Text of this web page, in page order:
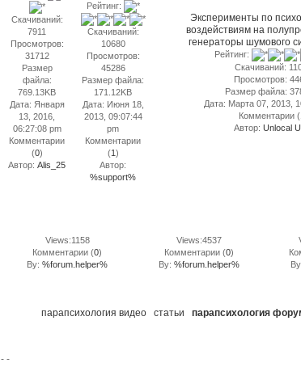
Скачиваний:
7911
Просмотров:
31712
Размер
файла:
769.13KB
Дата: Января
13, 2016,
06:27:08 pm
Комментарии
(0)
Автор: Alis_25
Рейтинг:
Скачиваний:
10680
Просмотров:
45286
Размер файла:
171.12KB
Дата: Июня 18,
2013, 09:07:44
pm
Комментарии
(1)
Автор:
%support%
Эксперименты по
воздействиям на
генераторы шумового
Рейтинг:
Скачиваний:
Просмотров:
Размер файла:
Дата: Марта 07, 2013,
Комментарии (
Автор: Unlocal
Views:1158
Комментарии (0)
By: %forum.helper%
Views:4537
Комментарии (0)
By: %forum.helper%
парапсихология видео статьи парапсихология
- -